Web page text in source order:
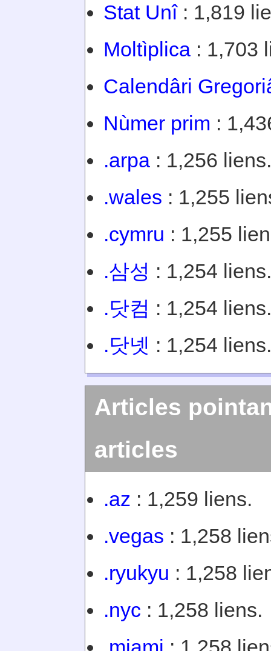
Stat Unî: 1,819
Moltìplica : 1,703
Calendâri
Nùmer prim :
.arpa : 1,256 liens.
.wales : 1,255
.cymru : 1,255
.삼성 : 1,254 liens.
.닷컴 : 1,254 liens.
.닷넷 : 1,254 liens.
Articles
articles
.az : 1,259 liens.
.vegas : 1,258
.ryukyu : 1,258
.nyc : 1,258 liens.